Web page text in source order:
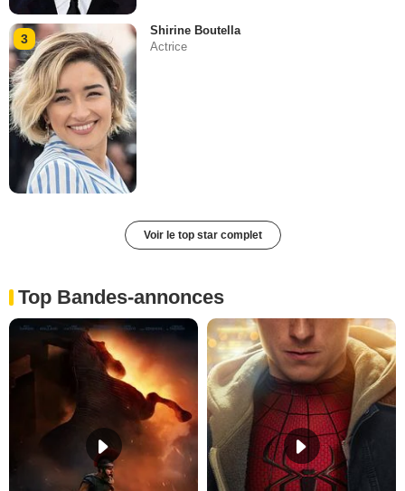
3
Shirine Boutella
Actrice
Voir le top star complet
Top Bandes-annonces